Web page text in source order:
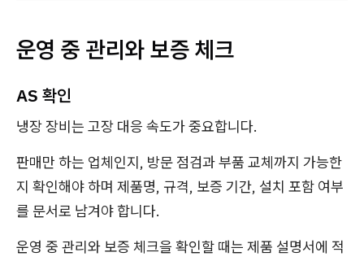
운영 중 관리와 보증 체크
AS 확인
냉장 장비는 고장 대응 속도가 중요합니다.
판매만 하는 업체인지, 방문 점검과 부품 교체까지 가능한
지 확인해야 하며 제품명, 규격, 보증 기간, 설치 포함 여부
를 문서로 남겨야 합니다.
운영 중 관리와 보증 체크을 확인할 때는 제품 설명서에 적